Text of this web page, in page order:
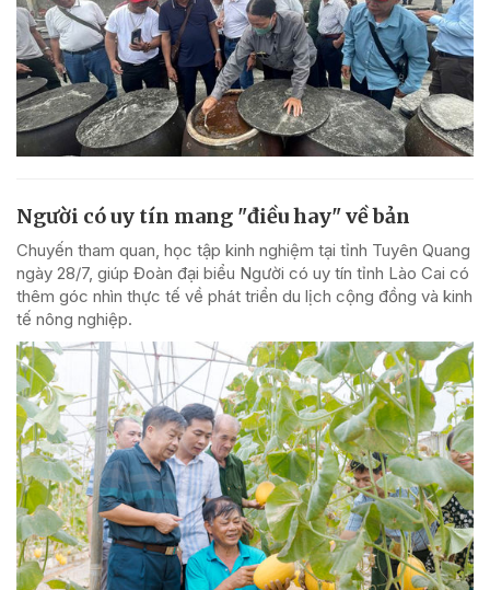
Người có uy tín mang "điều hay" về bản
Chuyến tham quan, học tập kinh nghiệm tại tỉnh Tuyên Quang
ngày 28/7, giúp Đoàn đại biểu Người có uy tín tỉnh Lào Cai có
thêm góc nhìn thực tế về phát triển du lịch cộng đồng và kinh
tế nông nghiệp.